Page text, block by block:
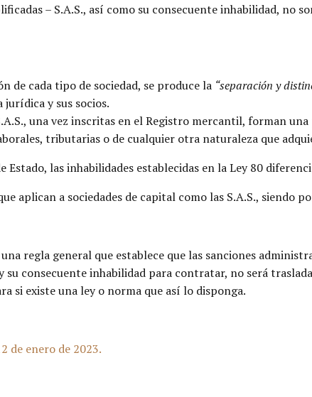
– S.A.S., así como su consecuente inhabilidad, no
de cada tipo de sociedad, se produce la “separación y
jurídica y sus socios.
una vez inscritas en el Registro mercantil, forman
tributarias o de cualquier otra naturaleza que
las inhabilidades establecidas en la Ley 80
aplican a sociedades de capital como las S.A.S., siendo
regla general que establece que las sanciones
consecuente inhabilidad para contratar, no será
si existe una ley o norma que así lo disponga.
de enero de 2023.